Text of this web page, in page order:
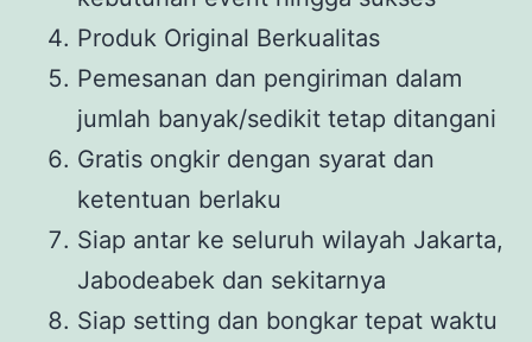
Produk Original Berkualitas
Pemesanan dan pengiriman dalam
jumlah banyak/sedikit tetap ditangani
Gratis ongkir dengan syarat dan
ketentuan berlaku
Siap antar ke seluruh wilayah Jakarta,
Jabodeabek dan sekitarnya
Siap setting dan bongkar tepat waktu